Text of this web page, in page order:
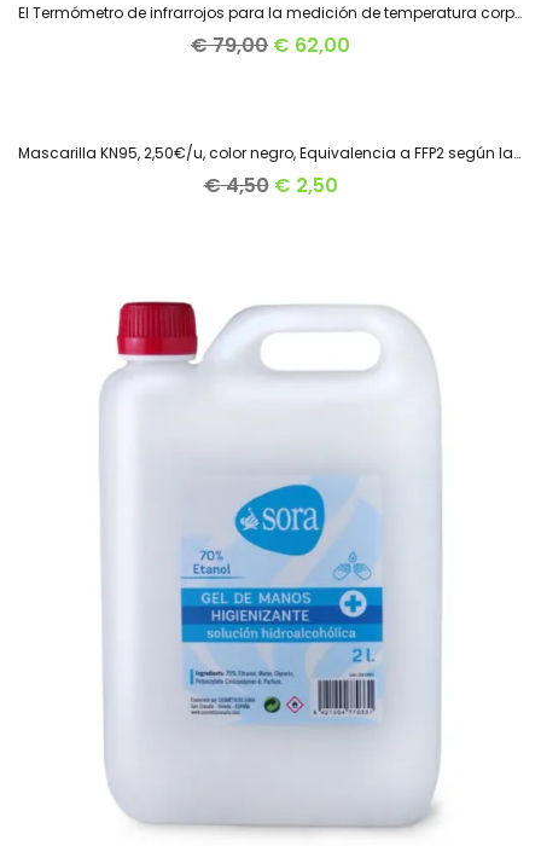
El Termómetro de infrarrojos para la medición de temperatura corporal sin contacto Mod. GH01,
€79,00 € 62,00
Mascarilla KN95, 2,50€/u, color negro, Equivalencia a FFP2 según la normativa Europea EN 149:2001+A1:2009.
€4,50 € 2,50